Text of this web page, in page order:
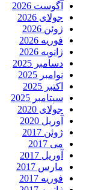
آگوست 2026
جولای 2026
ژوئن 2026
فوریه 2026
ژانویه 2026
دسامبر 2025
نوامبر 2025
اکتبر 2025
سپتامبر 2025
جولای 2020
آوریل 2020
ژوئن 2017
می 2017
آوریل 2017
مارس 2017
فوریه 2017